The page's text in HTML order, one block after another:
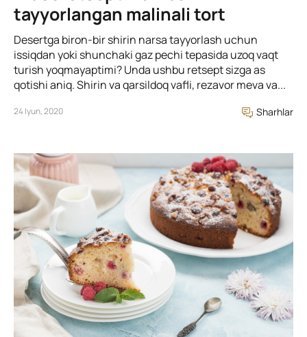
tayyorlangan malinali tort
Desertga biron-bir shirin narsa tayyorlash uchun
issiqdan yoki shunchaki gaz pechi tepasida uzoq vaqt
turish yoqmayaptimi? Unda ushbu retsept sizga as
qotishi aniq. Shirin va qarsildoq vafli, rezavor meva va...
24 Iyun, 2020 Sharhlar